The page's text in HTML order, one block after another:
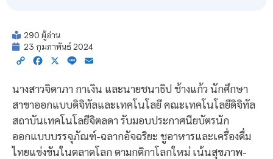
290 ผู้อ่าน
23 กุมภาพันธ์ 2024
Copy Facebook
X Line
นางสาวจิดาภา กาเงิน และนายชนาธิป ช้างแก้ว นักศึกษา
สาขาออกแบบดิจิทัลและเทคโนโลยี คณะเทคโนโลยีดิจิทัล
สถาบันเทคโนโลยีจิตลดา รับมอบประกาศนียบัตรนัก
ออกแบบบรรจุภัณฑ์-ฉลากอัจฉริยะ ชูอาหารและเครื่องดื่ม
ไทยแข่งขันในตลาดโลก ตามกติกาโลกใหม่ เน้นสุขภาพ-